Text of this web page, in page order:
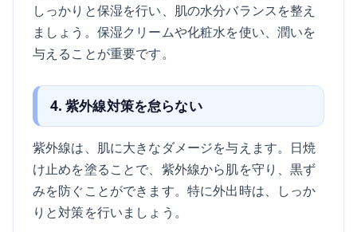
しっかりと保湿を行い、肌の水分バランスを整え
ましょう。保湿クリームや化粧水を使い、潤いを
与えることが重要です。
4. 紫外線対策を怠らない
紫外線は、肌に大きなダメージを与えます。日焼
け止めを塗ることで、紫外線から肌を守り、黒ず
みを防ぐことができます。特に外出時は、しっか
りと対策を行いましょう。